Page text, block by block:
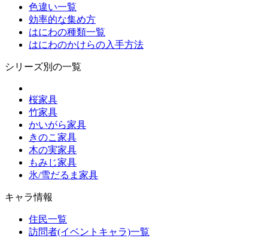
色違い一覧
効率的な集め方
はにわの種類一覧
はにわのかけらの入手方法
シリーズ別の一覧
桜家具
竹家具
かいがら家具
きのこ家具
木の実家具
もみじ家具
氷/雪だるま家具
キャラ情報
住民一覧
訪問者(イベントキャラ)一覧